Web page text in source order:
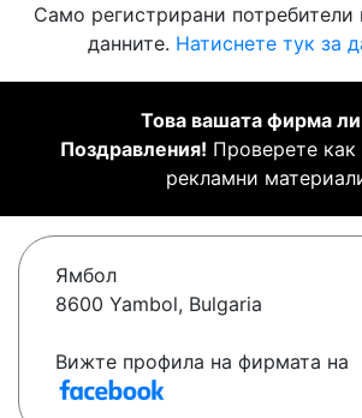
Само регистрирани потребители
данните. Натиснете тук за
Това вашата фирма
Поздравления! Проверете как
рекламни
Ямбол
8600 Yambol, Bulgaria
Вижте профила на фирмата на